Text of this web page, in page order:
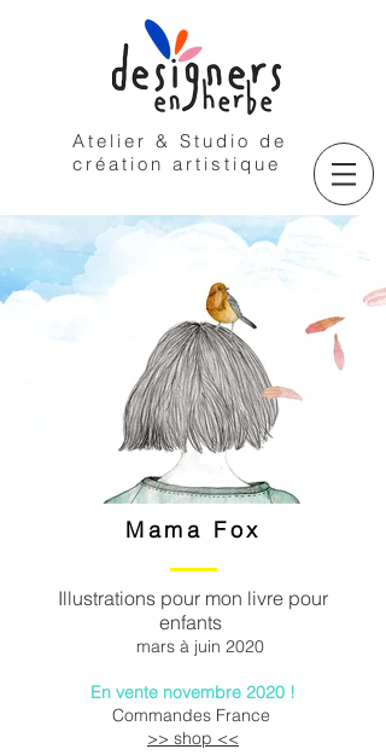
Atelier & Studio de
création artistique
Mama Fox
Illustrations pour mon livre pour
enfants
mars à juin 2020
En vente novembre 2020 !
Commandes France
>> shop <<